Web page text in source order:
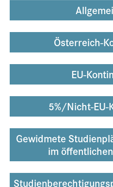
Service-Links
de |en
Österreich-
EU-
5%/Nicht-EU-
Gewidmete
im